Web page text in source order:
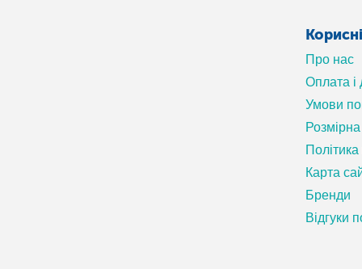
Про нас
Оплата і
Умови
Розмірна
Політика
Карта
Бренди
Відгуки